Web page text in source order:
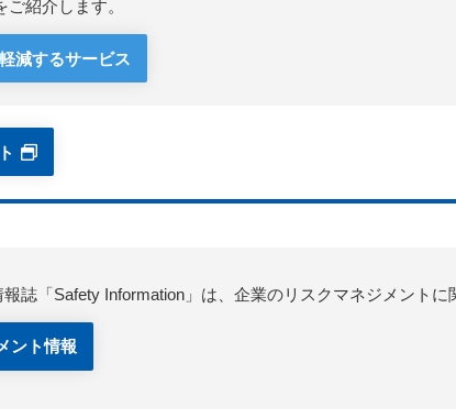
紹介します。
減するサービス
誌「Safety Information」は、企業のリスクマネジメント
ント情報